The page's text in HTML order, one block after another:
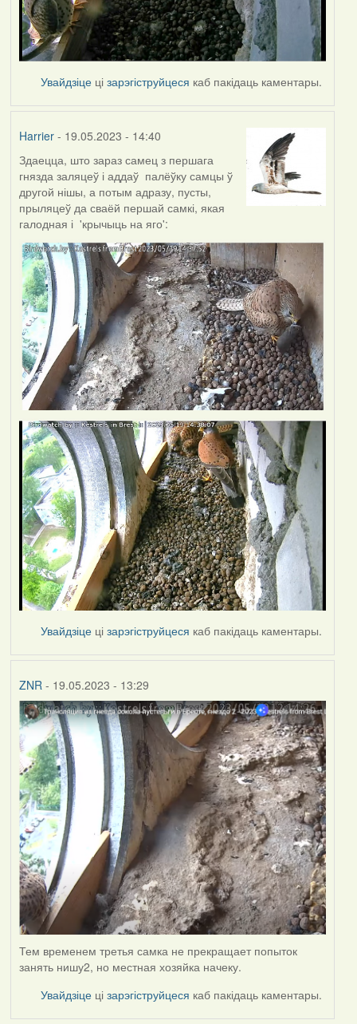
Увайдзіце цізарэгіструйцеся каб пакідаць каментары.
Harrier- 19.05.2023 - 14:40
Здаецца, што зараз самец з першага
гнязда заляцеў і аддаў палёўку самцы ў
другой нішы, а потым адразу, пусты,
прыляцеў да сваёй першай самкі, якая
галодная і 'крычыць на яго':
Увайдзіце цізарэгіструйцеся каб пакідаць каментары.
ZNR- 19.05.2023 - 13:29
Тем временем третья самка не прекращает попыток
занять нишу2, но местная хозяйка начеку.
Увайдзіце цізарэгіструйцеся каб пакідаць каментары.